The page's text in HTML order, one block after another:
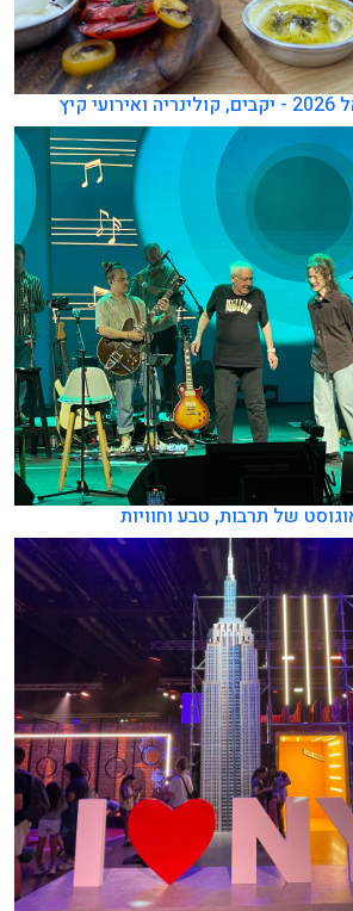
של תרבות, טבע וחוויות